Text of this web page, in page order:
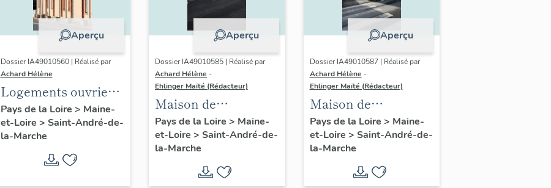
Aperçu
Dossier IA49010560 | Réalisé par
Achard Hélène
Logements ouvriers
de l'usine de
chaussures Ripoche,
rue Jeanne-d'Arc
Pays de la Loire > Maine-
et-Loire > Saint-André-de-
la-Marche
Aperçu
Dossier IA49010585 | Réalisé par
Achard Hélène -
Ehlinger Maïté (Rédacteur)
Maison de
l'industriel Joseph
Chéné fondateur de
l'Usine Durand-
Chéné, 14 rue de la
Pays de la Loire > Maine-
et-Loire > Saint-André-de-
la-Marche
Aperçu
Dossier IA49010587 | Réalisé par
Achard Hélène -
Ehlinger Maïté (Rédacteur)
Maison de
l'industriel Olivier
Durand, fondateur
de l'Usine Durand-
Chéné, 25 rue de la
Pays de la Loire > Maine-
et-Loire > Saint-André-de-
la-Marche